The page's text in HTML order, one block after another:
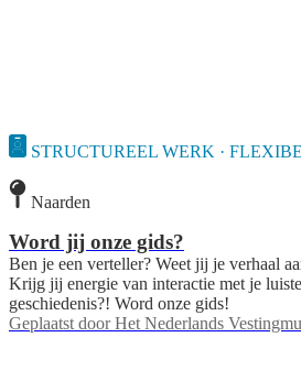
STRUCTUREEL WERK ·
Naarden
Word jij onze gids?
Ben je een verteller? Weet jij je verhaal
Krijg jij energie van interactie met je
geschiedenis?! Word onze gids!
Geplaatst door Het Nederlands